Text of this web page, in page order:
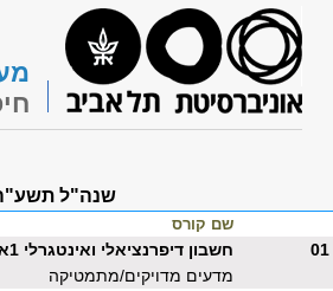
שנה"ל תשע"ה (2014/
שם קורס
חשבון דיפרנציאלי ואינטגרלי 1א לפיזיקאים
מדעים מדויקים/מתמטיקה